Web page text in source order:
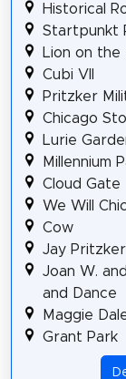
Historical
Startpunkt
Lion on the
Cubi VII
Pritzker
Chicago
Lurie
Millennium
Cloud Gate
We Will
Cow
Jay Pritzker
Joan W.
and Dance
Maggie
Grant Park